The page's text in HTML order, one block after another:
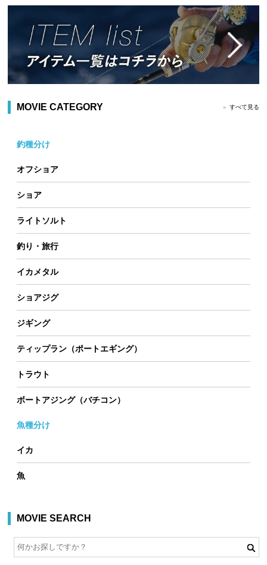
MOVIE CATEGORY すべて見る
釣種分け
オフショア
ショア
ライトソルト
釣り・旅行
イカメタル
ショアジグ
ジギング
ティップラン（ポートエギング）
トラウト
ボートアジング（バチコン）
魚種分け
イカ
魚
MOVIE SEARCH